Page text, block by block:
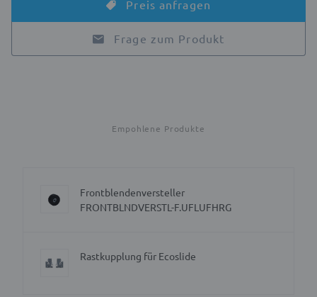
Preis anfragen
Frage zum Produkt
Empohlene Produkte
Frontblendenversteller
FRONTBLNDVERSTL-F.UFLUFHRG
Rastkupplung für Ecoslide